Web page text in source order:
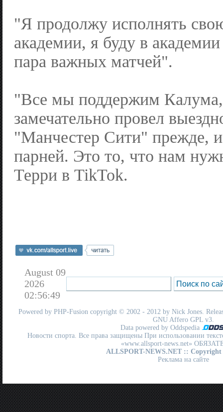
"Я продолжу исполнять
академии, я буду в академии
пара важных матчей".
"Все мы поддержим
замечательно провел
"Манчестер Сити" прежде,
парней. Это то, что нам
Терри в TikTok.
August 09
2026
02:56:49
Powered by PHP-Fusion copyright © 2002 - 2012 by Nick Jones.
GNU Affero GPL v3.
Data powered by Oddspedia
Новости спорта. Все права защищены При использовании
«www.allsport-news.net»
ALLSPORT-NEWS.NET :: Copyright
Реклама на сайте